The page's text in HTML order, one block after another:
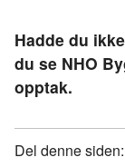
Hadde du
du se NHO
opptak.
Del denne siden: